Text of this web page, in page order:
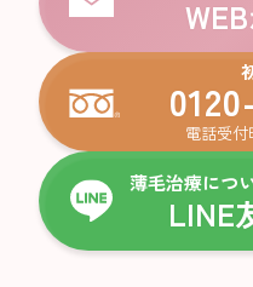
電話受付
薄毛治療につ
LINE